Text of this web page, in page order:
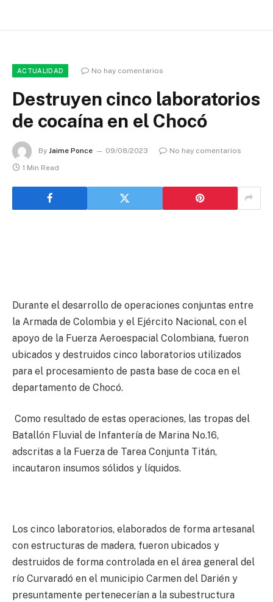
ACTUALIDAD No hay comentarios
Destruyen cinco laboratorios
de cocaína en el Chocó
By Jaime Ponce 09/08/2023
No hay comentarios
1 Min Read
Durante el desarrollo de operaciones conjuntas entre
la Armada de Colombia y el Ejército Nacional, con el
apoyo de la Fuerza Aeroespacial Colombiana, fueron
ubicados y destruidos cinco laboratorios utilizados
para el procesamiento de pasta base de coca en el
departamento de Chocó.
Como resultado de estas operaciones, las tropas del
Batallón Fluvial de Infantería de Marina No.16,
adscritas a la Fuerza de Tarea Conjunta Titán,
incautaron insumos sólidos y líquidos.
Los cinco laboratorios, elaborados de forma artesanal
con estructuras de madera, fueron ubicados y
destruidos de forma controlada en el área general del
río Curvaradó en el municipio Carmen del Darién y
presuntamente pertenecerían a la subestructura